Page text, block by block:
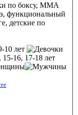
по боксу, MMA
функциональный
детские по
10 лет
15-16, 17-18 лет